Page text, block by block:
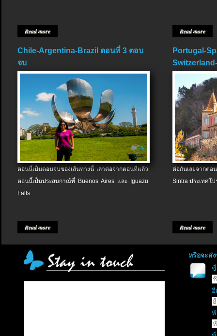
Read more Read more
Chile-Argentina-Brazil ตอนที่ 3 ตอบ
จบ
ตอนนี้เป็นตอนจบของเส้นทางนี้ เล่าต่อจากตอนที่แล้ว
ตอนนี้เป็นประสบกาณ์ที่ Buenos Aires และ Iguazu
Falls
Read more
Portugal-
ต่อกันเลยจากต
Sintra ประเทศโป
Read more
หรือจะส่
อี
หั